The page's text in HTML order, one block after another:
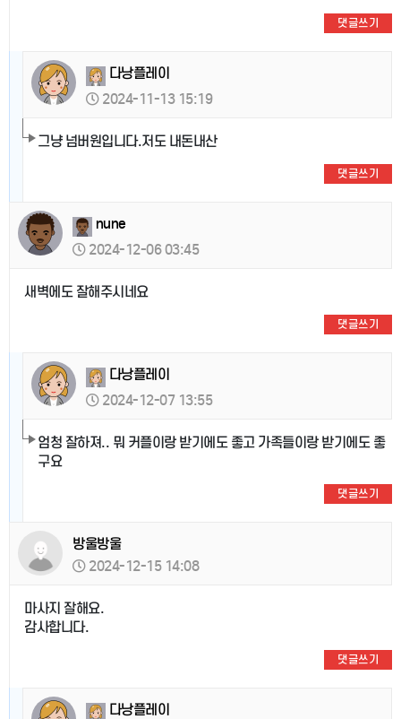
댓글쓰기
다낭플레이
2024-11-13 15:19
그냥 넘버원입니다.저도 내돈내산
댓글쓰기
nune
2024-12-06 03:45
새벽에도 잘해주시네요
댓글쓰기
다낭플레이
2024-12-07 13:55
엄청 잘하져.. 뭐 커플이랑 받기에도 좋고 가족들이랑 받기에도 좋
구요
댓글쓰기
방울방울
2024-12-15 14:08
마사지 잘해요.
감사합니다.
댓글쓰기
다낭플레이